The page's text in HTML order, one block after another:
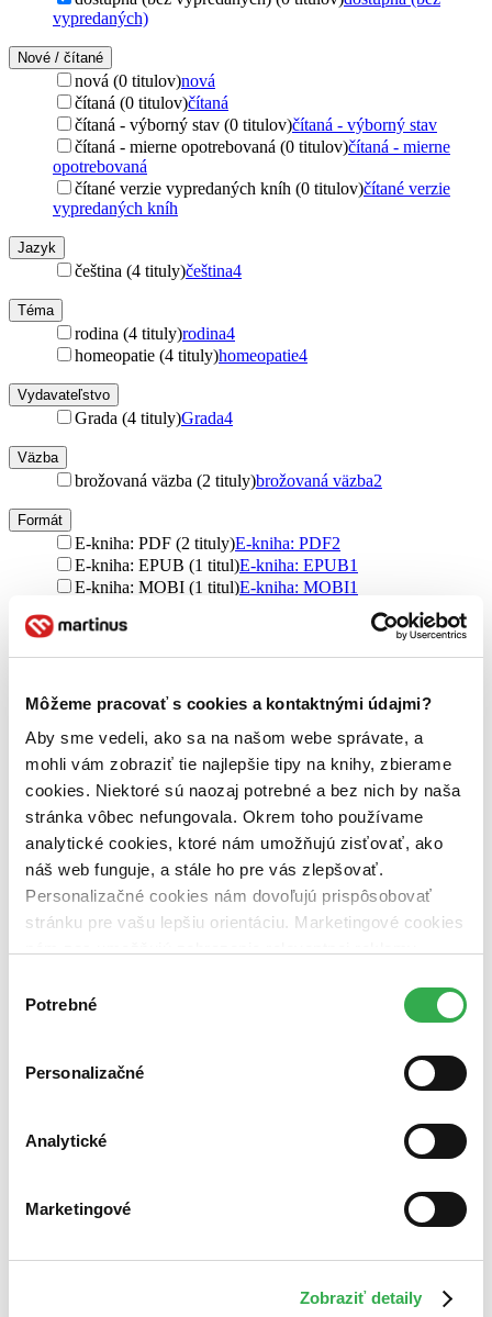
Môžeme pracovať s cookies a kontaktnými údajmi?
Aby sme vedeli, ako sa na našom webe správate, a
mohli vám zobraziť tie najlepšie tipy na knihy, zbierame
cookies. Niektoré sú naozaj potrebné a bez nich by naša
stránka vôbec nefungovala. Okrem toho používame
analytické cookies, ktoré nám umožňujú zisťovať, ako
náš web funguje, a stále ho pre vás zlepšovať.
Personalizačné cookies nám dovoľujú prispôsobovať
stránku pre vašu lepšiu orientáciu. Marketingové cookies
nám pomohlo, keby sme mohli používať všetky tieto
súhlasu
Potrebné
Personalizačné
Analytické
Marketingové
Zobraziť detaily
vypredaných)
Nové / čítané
nová (0 titulov)nová
čítaná (0 titulov)čítaná
čítaná - výborný stav (0 titulov)čítaná - výborný stav
čítaná - mierne opotrebovaná (0 titulov)čítaná - mierne
opotrebovaná
čítané verzie vypredaných kníh (0 titulov)čítané verzie
vypredaných kníh
Jazyk
čeština (4 tituly)čeština4
Téma
rodina (4 tituly)rodina4
homeopatie (4 tituly)homeopatie4
Vydavateľstvo
Grada (4 tituly)Grada4
Väzba
brožovaná väzba (2 tituly)brožovaná väzba2
Formát
E-kniha: PDF (2 tituly)E-kniha: PDF2
E-kniha: EPUB (1 titul)E-kniha: EPUB1
E-kniha: MOBI (1 titul)E-kniha: MOBI1
Zúžiť výber
Top hodnotené
Novinky
Najdrahšie
Najlacnejšie
Najvyššia zľava
Použité filtre
Zrušiť filtre